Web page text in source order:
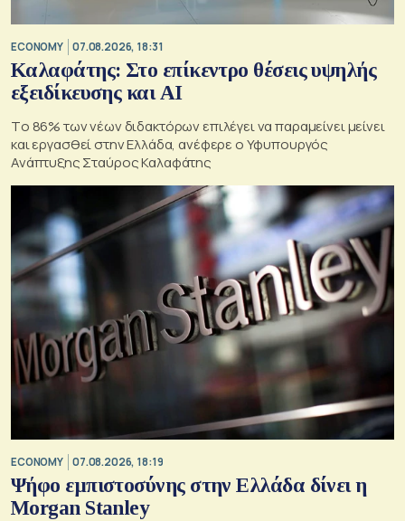
ECONOMY 07.08.2026, 18:31
Καλαφάτης: Στο επίκεντρο θέσεις υψηλής
εξειδίκευσης και AI
Tο 86% των νέων διδακτόρων επιλέγει να παραμείνει μείνει
και εργασθεί στην Ελλάδα, ανέφερε ο Υφυπουργός
Ανάπτυξης Σταύρος Καλαφάτης
ECONOMY 07.08.2026, 18:19
Ψήφο εμπιστοσύνης στην Ελλάδα δίνει η
Morgan Stanley